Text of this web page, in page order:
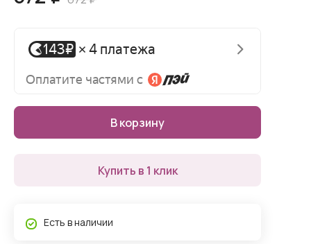
В корзину
Купить в 1 клик
Есть в наличии